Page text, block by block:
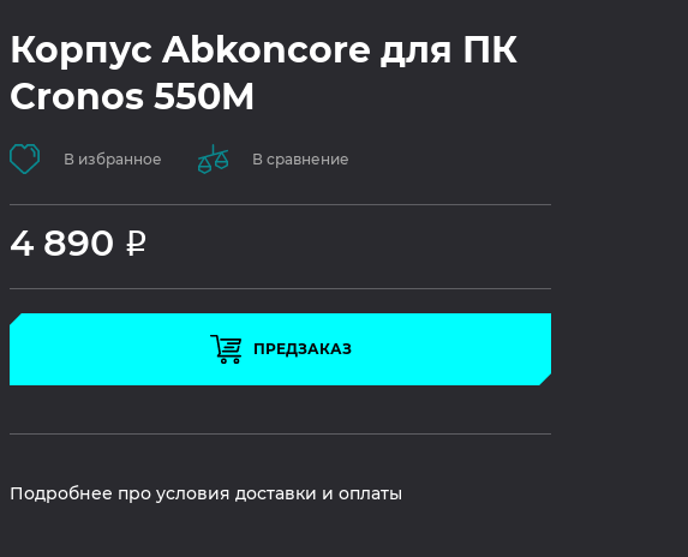
Корпус Abkoncore для ПК
Cronos 550M
В избранное В сравнение
4 890 Р
ПРЕДЗАКАЗ
Подробнее про условия доставки и оплаты